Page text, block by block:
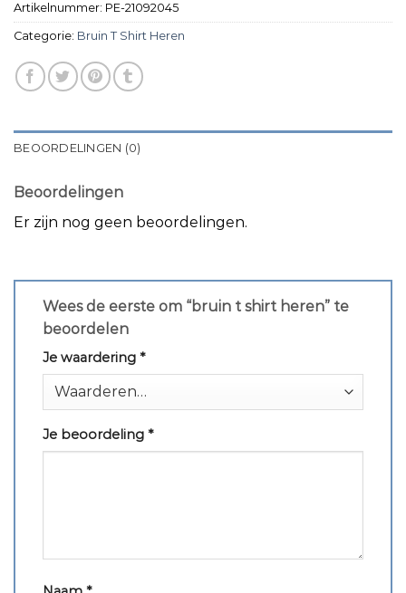
Artikelnummer: PE-21092045
Categorie: Bruin T Shirt Heren
BEOORDELINGEN (0)
Beoordelingen
Er zijn nog geen beoordelingen.
Wees de eerste om “bruin t shirt heren” te
beoordelen
Je waardering *
Je beoordeling *